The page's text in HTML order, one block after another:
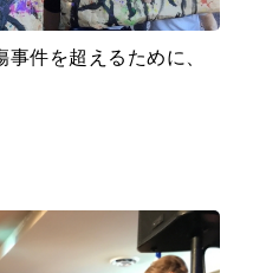
件を超えるために、